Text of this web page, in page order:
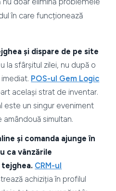
în care funcționează
și dispare de pe site
la sfârșitul zilei, nu după o
POS-ul Gem Logic
același strat de inventar.
este un singur eveniment
simultan.
și comanda ajunge în
ca vânzările
tejghea. CRM-ul
achiziția în profilul